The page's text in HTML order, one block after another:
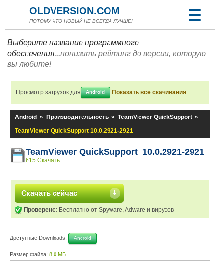
OLDVERSION.COM
ПОТОМУ ЧТО НОВЫЙ НЕ ВСЕГДА ЛУЧШЕ!
Выберите название программного
обеспечения...понизить рейтинг до версии, которую
вы любите!
Просмотр загрузок для Android Показать все скачивания
Android » Производительность » TeamViewer QuickSupport »
TeamViewer QuickSupport 10.0.2921-2921
TeamViewer QuickSupport 10.0.2921-2921
615 Скачать
Скачать сейчас
Проверено: Бесплатно от Spyware, Adware и вирусов
Доступные Downloads: Android
Размер файла: 8,0 МБ